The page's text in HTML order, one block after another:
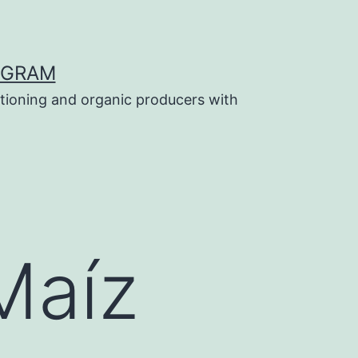
and organic producers with